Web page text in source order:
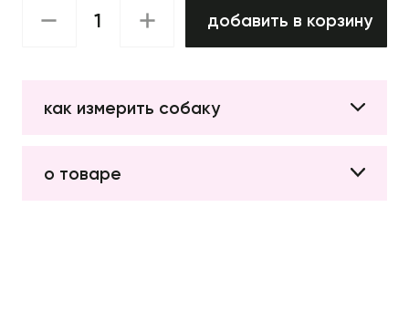
добавить в корзину
как измерить собаку
о товаре